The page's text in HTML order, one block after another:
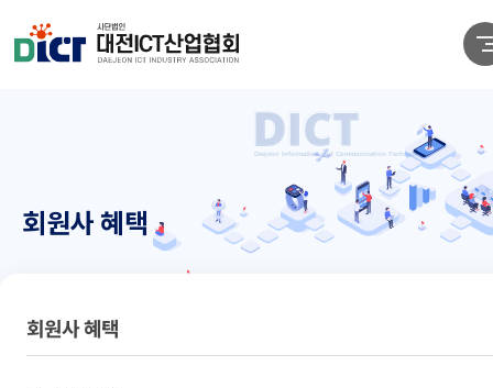
회원사 혜택
회원사 혜택